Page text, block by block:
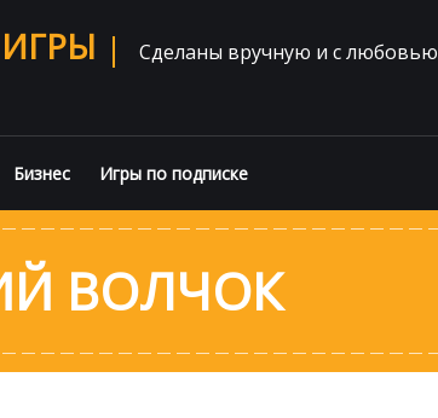
Сделаны вручную и с любовью
Бизнес Игры по подписке
ВОЛЧОК